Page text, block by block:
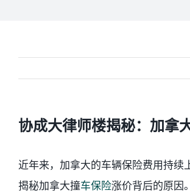
协成大律师楼揭秘：加拿
近年来，加拿大的车辆保险费用持续
揭秘加拿大撞车保险涨价背后的原因。